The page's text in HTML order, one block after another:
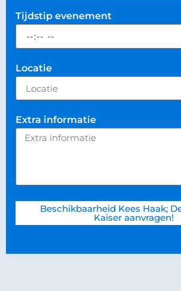
Tijdstip evenement
Locatie
Extra informatie
Beschikbaarheid Kees Haak;
Kaiser aanvragen!